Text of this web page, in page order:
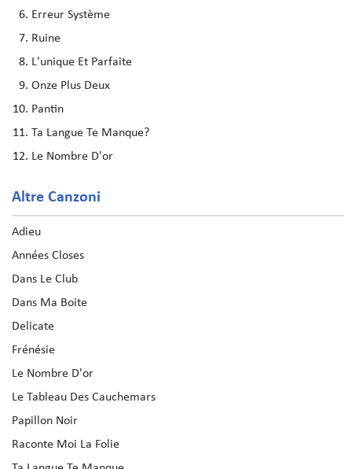
Erreur Système
Ruine
L'unique Et Parfaite
Onze Plus Deux
Pantin
Ta Langue Te Manque?
Le Nombre D'or
Altre Canzoni
Adieu
Années Closes
Dans Le Club
Dans Ma Boite
Delicate
Frénésie
Le Nombre D'or
Le Tableau Des Cauchemars
Papillon Noir
Raconte Moi La Folie